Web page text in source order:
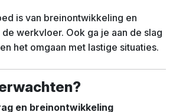
is van breinontwikkeling en
werkvloer. Ook ga je aan de slag
het omgaan met lastige situaties.
en breinontwikkeling